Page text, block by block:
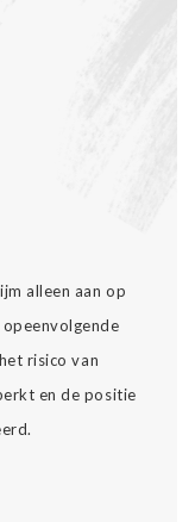
alleen aan op
risico van
en de positie